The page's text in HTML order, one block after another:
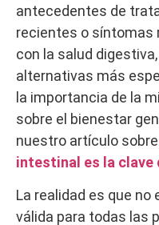
antecedentes de
recientes o síntomas
con la salud
alternativas más
la importancia de la
sobre el bienestar
nuestro artículo sobre
intestinal es la clave
La realidad es que
válida para todas las